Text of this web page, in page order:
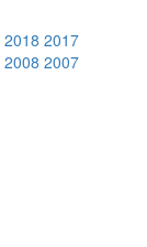
2018 2017
2008 2007